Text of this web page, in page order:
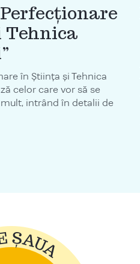
în Știința și Tehnica
celor care vor să se
intrând în detalii de